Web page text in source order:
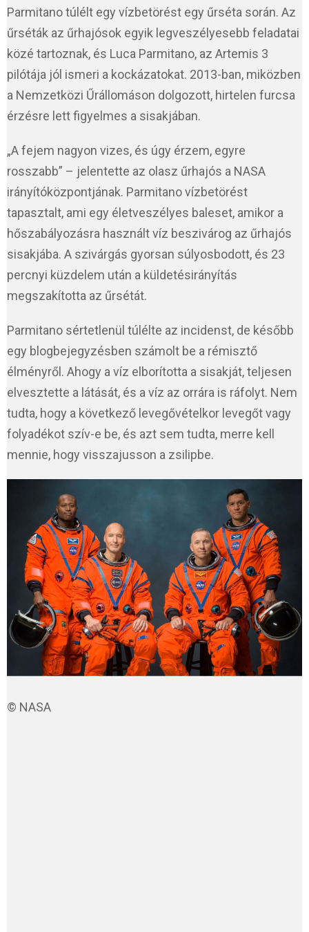
Parmitano túlélt egy vízbetörést egy űrséta során. Az
űrséták az űrhajósok egyik legveszélyesebb feladatai
közé tartoznak, és Luca Parmitano, az Artemis 3
pilótája jól ismeri a kockázatokat. 2013-ban, miközben
a Nemzetközi Űrállomáson dolgozott, hirtelen furcsa
érzésre lett figyelmes a sisakjában.
„A fejem nagyon vizes, és úgy érzem, egyre
rosszabb” – jelentette az olasz űrhajós a NASA
irányítóközpontjának. Parmitano vízbetörést
tapasztalt, ami egy életveszélyes baleset, amikor a
hőszabályozásra használt víz beszivárog az űrhajós
sisakjába. A szivárgás gyorsan súlyosbodott, és 23
percnyi küzdelem után a küldetésirányítás
megszakította az űrsétát.
Parmitano sértetlenül túlélte az incidenst, de később
egy blogbejegyzésben számolt be a rémisztő
élményről. Ahogy a víz elborította a sisakját, teljesen
elvesztette a látását, és a víz az orrára is ráfolyt. Nem
tudta, hogy a következő levegővételkor levegőt vagy
folyadékot szív-e be, és azt sem tudta, merre kell
mennie, hogy visszajusson a zsilipbe.
© NASA